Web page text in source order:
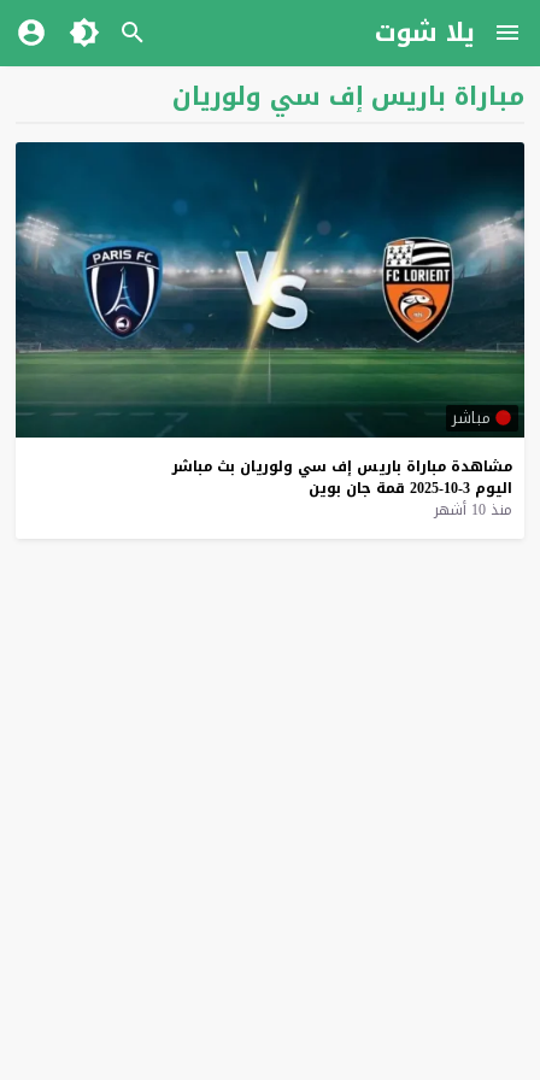
يلا شوت
مباراة باريس إف سي ولوريان
مباشر
مشاهدة مباراة باريس إف سي ولوريان بث مباشر
اليوم 3-10-2025 قمة جان بوين
منذ 10 أشهر